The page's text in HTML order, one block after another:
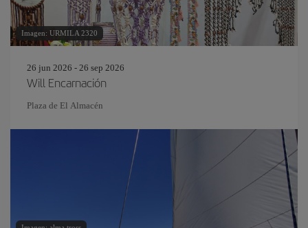
Imagen: URMILA 2320
26 jun 2026 - 26 sep 2026
Will Encarnación
Plaza de El Almacén